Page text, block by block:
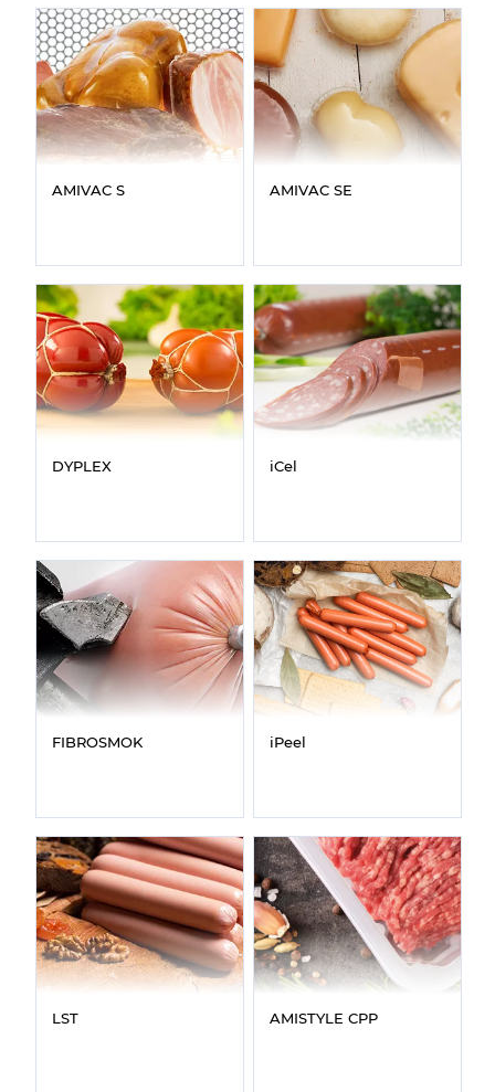
AMIVAC S AMIVAC SE
DYPLEX iCel
FIBROSMOK iPeel
LST AMISTYLE CPP